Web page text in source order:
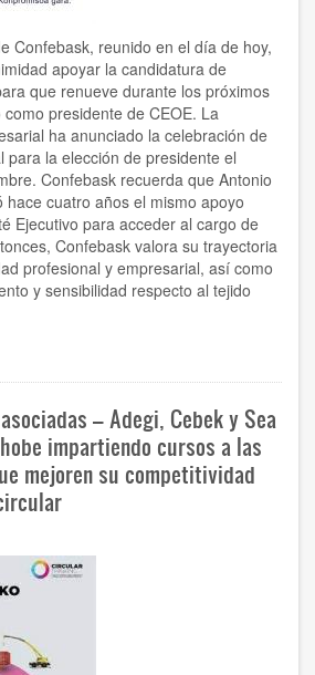
Confebask, reunido en el día de hoy,
apoyar la candidatura de
que renueve durante los próximos
presidente de CEOE. La
ha anunciado la celebración de
para la elección de presidente el
Confebask recuerda que Antonio
hace cuatro años el mismo apoyo
Ejecutivo para acceder al cargo de
Confebask valora su trayectoria
profesional y empresarial, así como
y sensibilidad respecto al tejido
– Adegi, Cebek y Sea
impartiendo cursos a las
mejoren su competitividad